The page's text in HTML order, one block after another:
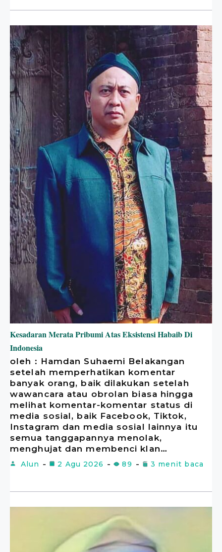
Kesadaran Merata Pribumi Atas Eksistensi Habaib Di
Indonesia
oleh : Hamdan Suhaemi Belakangan
setelah memperhatikan komentar
banyak orang, baik dilakukan setelah
wawancara atau obrolan biasa hingga
melihat komentar-komentar status di
media sosial, baik Facebook, Tiktok,
Instagram dan media sosial lainnya itu
semua tanggapannya menolak,
menghujat dan membenci klan…
Alun 2 Agu 2026 89 3 menit baca